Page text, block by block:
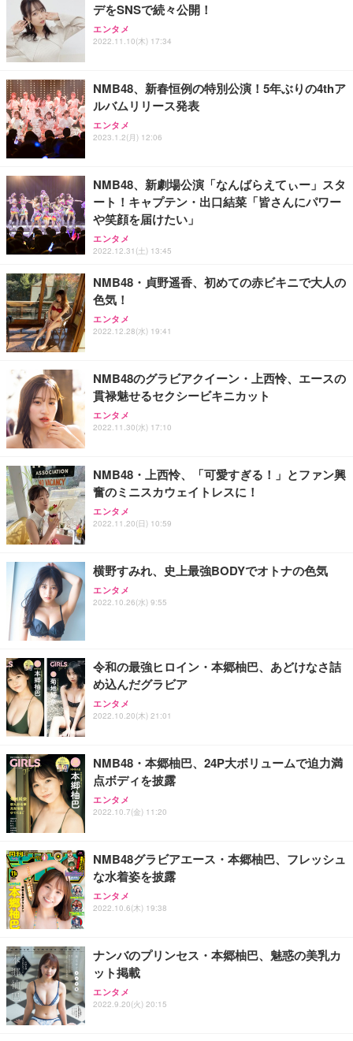
Sezlife オフィスチェア デスクチェア 疲れない テレ
ワーク チェア 強化バックレスト 30度ロッキング機
能 人間工学 椅子 腰サポート 90度跳ね上げ式アーム
務用 おしゃれ パソコンチェア (ブラック)
Sezlife オフィスチェア デスクチェア 疲れない テレ
ワーク チェア 強化バックレスト 30度ロッキング機
能 人間工学 椅子 腰サポート 90度跳ね上げ式アーム
務用 おしゃれ パソコンチェア (ホワイト)
ANDWINT オフィスチェア デスクチェア 肘なし メ
ッシュ 通気性 ランバーサポート付き 腰サポート ガ
ス圧無段階昇降 360度回転 キャスター付き コンパク
ト 幅52×奥行58.5×高さ84～96cm テレワーク 在宅
￥4,139
【純正品】27"ゲーミングモニター DualSense 充電
フック付き（CFI-ZDM1J）
【整備済み品】Dell E2724HS 27インチ 液晶モニタ
ー フルHD（1920×1080）VA 非光沢 HDMI/DisplayP
ort/VGA スピーカー内蔵 高さ調整 スイベル VESA対
【MiniLED/24.5inch/280Hz/FHD】GRAPHT THE S
HOOTER Gaming Monitor 24” Essential ゲーミン
グモニター QD 24.5インチ 1ms FHD 量子ドット 残
像低減 (3年保証 | 輝点保証 | 日本メーカー)
￥34,980
ネオ・ルーライフ ネオ・オムツ L 中型犬用 26枚入
り 単品
Smart Basic(スマートベーシック) 【Amazon.co.jp
限定】 Smart Basic アイリスオーヤマ ペットシーツ
超厚型 お徳用 ワイド 100枚入 (x 1) (ケース販売)
アイリスオーヤマ ペットシーツ 超厚型 お徳用 レギ
ュラー 200枚入【Amazon.co.jp限定】
￥3,731
デをSNSで続々公開！
エンタメ
2022.11.10(木) 17:34
NMB48、新春恒例の特別公演！5年ぶりの4thア
ルバムリリース発表
エンタメ
2023.1.2(月) 12:06
NMB48、新劇場公演「なんばらえてぃー」スタ
ート！キャプテン・出口結菜「皆さんにパワー
や笑顔を届けたい」
エンタメ
2022.12.31(土) 13:45
NMB48・貞野遥香、初めての赤ビキニで大人の
色気！
エンタメ
2022.12.28(水) 19:41
NMB48のグラビアクイーン・上西怜、エースの
貫禄魅せるセクシービキニカット
エンタメ
2022.11.30(水) 17:10
NMB48・上西怜、「可愛すぎる！」とファン興
奮のミニスカウェイトレスに！
エンタメ
2022.11.20(日) 10:59
横野すみれ、史上最強BODYでオトナの色気
エンタメ
2022.10.26(水) 9:55
令和の最強ヒロイン・本郷柚巴、あどけなさ詰
め込んだグラビア
エンタメ
2022.10.20(木) 21:01
NMB48・本郷柚巴、24P大ボリュームで迫力満
点ボディを披露
エンタメ
2022.10.7(金) 11:20
NMB48グラビアエース・本郷柚巴、フレッシュ
な水着姿を披露
エンタメ
2022.10.6(木) 19:38
ナンバのプリンセス・本郷柚巴、魅惑の美乳カ
ット掲載
エンタメ
2022.9.20(火) 20:15